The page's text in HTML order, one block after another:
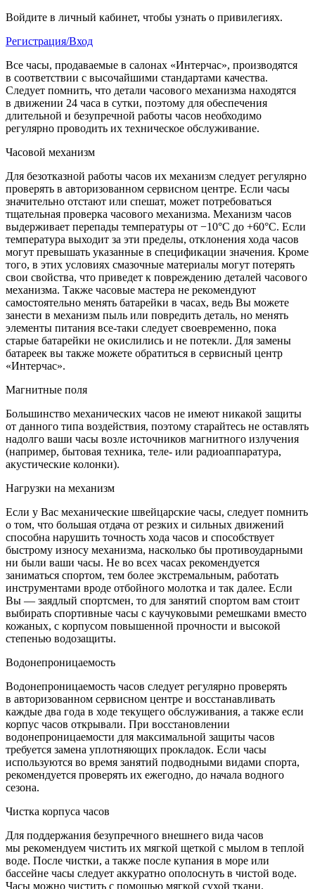
Войдите в личный кабинет, чтобы узнать о привилегиях.
Регистрация/Вход
Все часы, продаваемые в салонах «Интерчас», производятся
в соответствии с высочайшими стандартами качества.
Следует помнить, что детали часового механизма находятся
в движении 24 часа в сутки, поэтому для обеспечения
длительной и безупречной работы часов необходимо
регулярно проводить их техническое обслуживание.
Часовой механизм
Для безотказной работы часов их механизм следует регулярно
проверять в авторизованном сервисном центре. Если часы
значительно отстают или спешат, может потребоваться
тщательная проверка часового механизма. Механизм часов
выдерживает перепады температуры от −10°C до +60°C. Если
температура выходит за эти пределы, отклонения хода часов
могут превышать указанные в спецификации значения. Кроме
того, в этих условиях смазочные материалы могут потерять
свои свойства, что приведет к повреждению деталей часового
механизма. Также часовые мастера не рекомендуют
самостоятельно менять батарейки в часах, ведь Вы можете
занести в механизм пыль или повредить деталь, но менять
элементы питания все-таки следует своевременно, пока
старые батарейки не окислились и не потекли. Для замены
батареек вы также можете обратиться в сервисный центр
«Интерчас».
Магнитные поля
Большинство механических часов не имеют никакой защиты
от данного типа воздействия, поэтому старайтесь не оставлять
надолго ваши часы возле источников магнитного излучения
(например, бытовая техника, теле- или радиоаппаратура,
акустические колонки).
Нагрузки на механизм
Если у Вас механические швейцарские часы, следует помнить
о том, что большая отдача от резких и сильных движений
способна нарушить точность хода часов и способствует
быстрому износу механизма, насколько бы противоударными
ни были ваши часы. Не во всех часах рекомендуется
заниматься спортом, тем более экстремальным, работать
инструментами вроде отбойного молотка и так далее. Если
Вы — заядлый спортсмен, то для занятий спортом вам стоит
выбирать спортивные часы с каучуковыми ремешками вместо
кожаных, с корпусом повышенной прочности и высокой
степенью водозащиты.
Водонепроницаемость
Водонепроницаемость часов следует регулярно проверять
в авторизованном сервисном центре и восстанавливать
каждые два года в ходе текущего обслуживания, а также если
корпус часов открывали. При восстановлении
водонепроницаемости для максимальной защиты часов
требуется замена уплотняющих прокладок. Если часы
используются во время занятий подводными видами спорта,
рекомендуется проверять их ежегодно, до начала водного
сезона.
Чистка корпуса часов
Для поддержания безупречного внешнего вида часов
мы рекомендуем чистить их мягкой щеткой с мылом в теплой
воде. После чистки, а также после купания в море или
бассейне часы следует аккуратно ополоснуть в чистой воде.
Часы можно чистить с помощью мягкой сухой ткани.